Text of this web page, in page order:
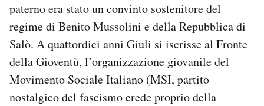
paterno era stato un convinto sostenitore del
regime di Benito Mussolini e della Repubblica di
Salò. A quattordici anni Giuli si iscrisse al Fronte
della Gioventù, l’organizzazione giovanile del
Movimento Sociale Italiano (MSI, partito
nostalgico del fascismo erede proprio della